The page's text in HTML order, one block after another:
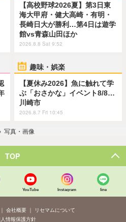
【高校野球2026夏】第3日東
海大甲府・健大高崎・有明・
長崎日大が勝利…第4日は遊学
館vs青森山田ほか
2026.8.8 Sat 9:52
趣味・娯楽
【夏休み2026】魚に触れて学
ぶ「おさかな」イベント8/8…
川崎市
2026.8.7 Fri 10:45
写真・画像
TOP
YouTube Instagram line
会社概要
リセマムについて
情報保護方針